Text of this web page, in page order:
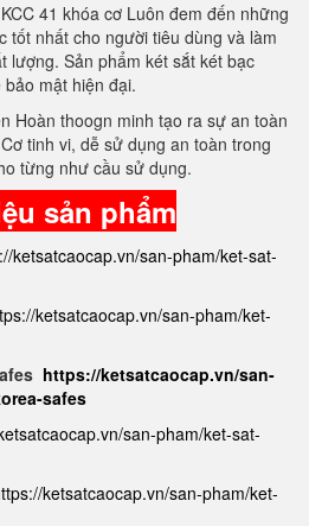
41 khóa cơ Luôn đem đến những
tốt nhất cho người tiêu dùng và làm
lượng. Sản phẩm két sắt két bạc
mật hiện đại.
Hoàn thoogn minh tạo ra sự an toàn
tinh vi, dễ sử dụng an toàn trong
từng như cầu sử dụng.
sản phẩm
ketsatcaocap.vn/san-pham/ket-sat-
ketsatcaocap.vn/san-pham/ket-
https://ketsatcaocap.vn/san-
safes
san-pham/ket-sat-
ketsatcaocap.vn/san-pham/ket-